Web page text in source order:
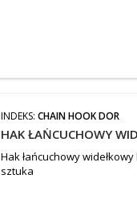
INDEKS:CHAIN HOOK DOR
HAK ŁAŃCUCHOWY
Hak łańcuchowy
sztuka